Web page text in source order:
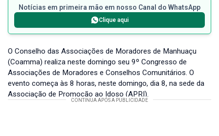
Notícias em primeira mão em nosso Canal do WhatsApp
Clique aqui
O Conselho das Associações de Moradores de Manhuaçu
(Coamma) realiza neste domingo seu 9º Congresso de
Associações de Moradores e Conselhos Comunitários. O
evento começa às 8 horas, neste domingo, dia 8, na sede da
Associação de Promoção ao Idoso (APRI).